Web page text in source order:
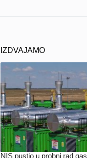
IZDVAJAMO
NIS pustio u probni rad